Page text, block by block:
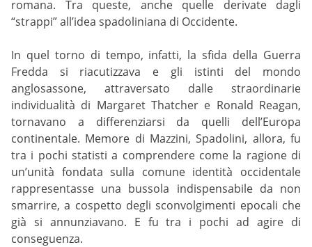
romana. Tra queste, anche quelle derivate dagli
“strappi” all’idea spadoliniana di Occidente.
In quel torno di tempo, infatti, la sfida della Guerra
Fredda si riacutizzava e gli istinti del mondo
anglosassone, attraversato dalle straordinarie
individualità di Margaret Thatcher e Ronald Reagan,
tornavano a differenziarsi da quelli dell’Europa
continentale. Memore di Mazzini, Spadolini, allora, fu
tra i pochi statisti a comprendere come la ragione di
un’unità fondata sulla comune identità occidentale
rappresentasse una bussola indispensabile da non
smarrire, a cospetto degli sconvolgimenti epocali che
già si annunziavano. E fu tra i pochi ad agire di
conseguenza.